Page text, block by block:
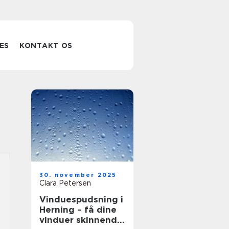
KONTAKT OS
30. november 2025
Clara Petersen
Vinduespudsning i
Herning – få dine
vinduer skinnende